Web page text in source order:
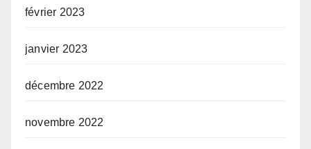
février 2023
janvier 2023
décembre 2022
novembre 2022